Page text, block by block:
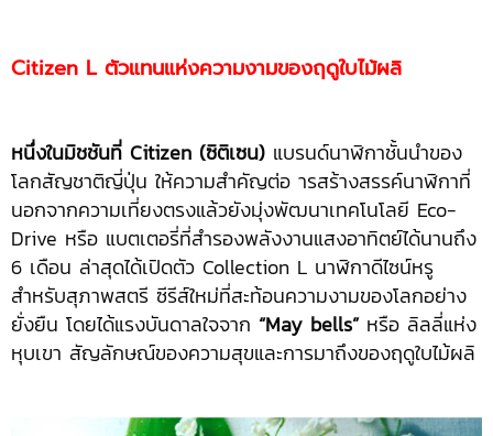
Citizen L ตัวแทนแห่งความงามของฤดูใบไม้ผลิ
หนึ่งในมิชชันที่ Citizen (ซิติเซน) แบรนด์นาฬิกาชั้นนำของ
โลกสัญชาติญี่ปุ่น ให้ความสำคัญต่อ ารสร้างสรรค์นาฬิกาที่
นอกจากความเที่ยงตรงแล้วยังมุ่งพัฒนาเทคโนโลยี Eco-
Drive หรือ แบตเตอรี่ที่สำรองพลังงานแสงอาทิตย์ได้นานถึง
6 เดือน ล่าสุดได้เปิดตัว Collection L นาฬิกาดีไซน์หรู
สำหรับสุภาพสตรี ซีรีส์ใหม่ที่สะท้อนความงามของโลกอย่าง
ยั่งยืน โดยได้แรงบันดาลใจจาก “May bells”หรือ ลิลลี่แห่ง
หุบเขา สัญลักษณ์ของความสุขและการมาถึงของฤดูใบไม้ผลิ